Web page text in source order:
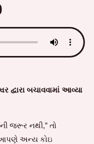
બચાવવામાં આવ્યા
જરૂર નથી,” તો
અન્ય કોઇ